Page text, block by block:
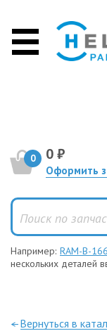
0 0 ₽
Оформить
Например: RAM-B-
нескольких деталей
—Вернуться в